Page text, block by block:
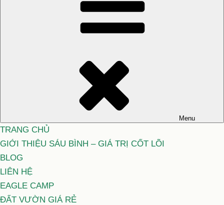
Menu
TRANG CHỦ
GIỚI THIỆU SÁU BÌNH – GIÁ TRỊ CỐT LÕI
BLOG
LIÊN HỆ
EAGLE CAMP
ĐẤT VƯỜN GIÁ RẺ